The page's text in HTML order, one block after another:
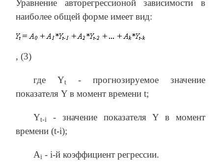
Уравнение авторегрессионой зависимости в
наиболее общей форме имеет вид:
, (3)
где Yt
- прогнозируемое значение
показателя Y в момент времени t;
Yt-i
- значение показателя Y в момент
времени (t-i);
Ai - i-й коэффициент регрессии.